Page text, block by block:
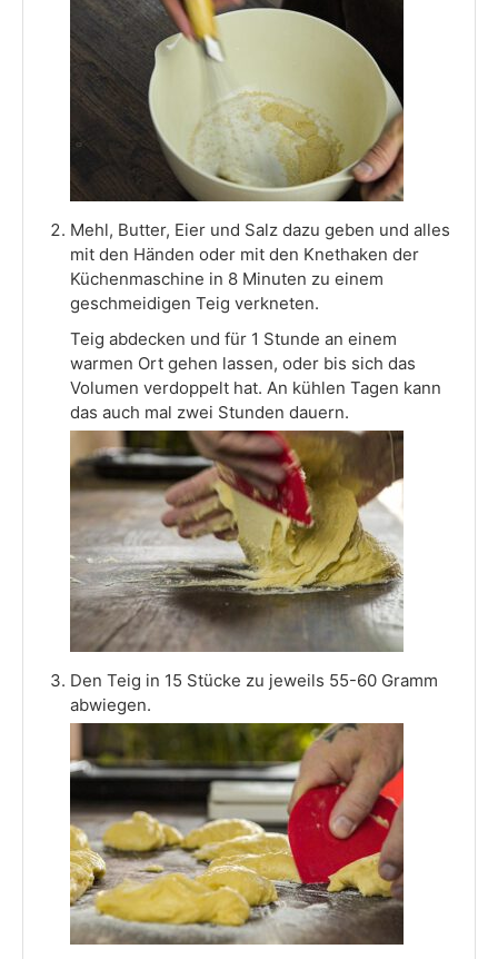
Mehl, Butter, Eier und Salz dazu geben und alles
mit den Händen oder mit den Knethaken der
Küchenmaschine in 8 Minuten zu einem
geschmeidigen Teig verkneten.
Teig abdecken und für 1 Stunde an einem
warmen Ort gehen lassen, oder bis sich das
Volumen verdoppelt hat. An kühlen Tagen kann
das auch mal zwei Stunden dauern.
Den Teig in 15 Stücke zu jeweils 55-60 Gramm
abwiegen.